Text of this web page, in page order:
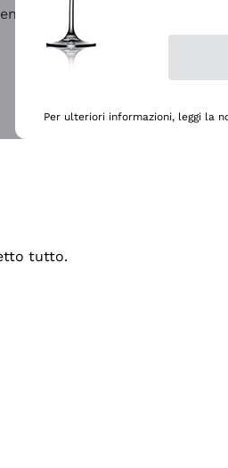
buona e lo consiglio! 👍
tutto.
Per ulteriori informazioni, leggi la